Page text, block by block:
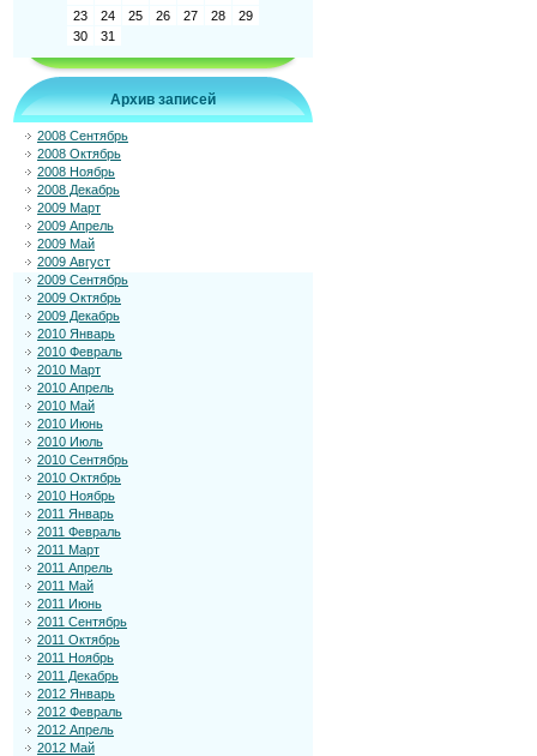
23
24 25 26 27 28
29
30
31
Архив записей
2008 Сентябрь
2008 Октябрь
2008 Ноябрь
2008 Декабрь
2009 Март
2009 Апрель
2009 Май
2009 Август
2009 Сентябрь
2009 Октябрь
2009 Декабрь
2010 Январь
2010 Февраль
2010 Март
2010 Апрель
2010 Май
2010 Июнь
2010 Июль
2010 Сентябрь
2010 Октябрь
2010 Ноябрь
2011 Январь
2011 Февраль
2011 Март
2011 Апрель
2011 Май
2011 Июнь
2011 Сентябрь
2011 Октябрь
2011 Ноябрь
2011 Декабрь
2012 Январь
2012 Февраль
2012 Апрель
2012 Май